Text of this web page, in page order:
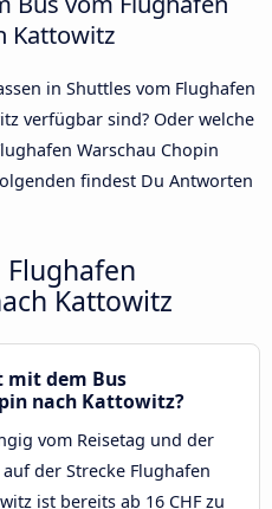
Kattowitz
in Shuttles vom Flughafen
verfügbar sind? Oder welche
Warschau Chopin
findest Du Antworten
Flughafen
Kattowitz
mit dem Bus
nach Kattowitz?
vom Reisetag und der
der Strecke Flughafen
ist bereits ab 16 CHF zu